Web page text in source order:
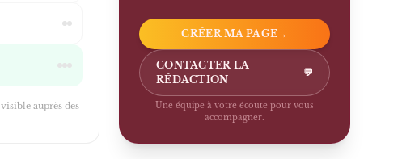
auprès des
CRÉER MA PAGE→
CONTACTER LA
RÉDACTION
💬
Une équipe à votre écoute pour vous
accompagner.